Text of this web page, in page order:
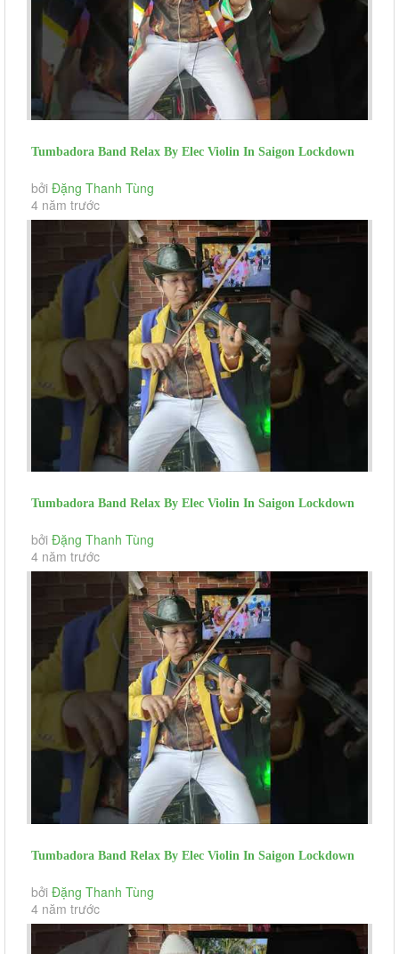
Tumbadora Band Relax By Elec Violin In Saigon Lockdown
Phoi Pha TCS (day...
bởi Đặng Thanh Tùng
4 năm trước
Tumbadora Band Relax By Elec Violin In Saigon Lockdown
Cam On Tinh Yeu (day...
bởi Đặng Thanh Tùng
4 năm trước
Tumbadora Band Relax By Elec Violin In Saigon Lockdown
Cam On Tinh Yeu (day...
bởi Đặng Thanh Tùng
4 năm trước